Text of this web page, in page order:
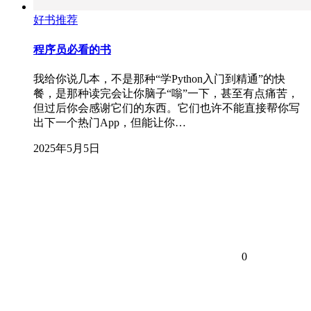
好书推荐
程序员必看的书
我给你说几本，不是那种“学Python入门到精通”的快
餐，是那种读完会让你脑子“嗡”一下，甚至有点痛苦，
但过后你会感谢它们的东西。它们也许不能直接帮你写
出下一个热门App，但能让你…
2025年5月5日
0